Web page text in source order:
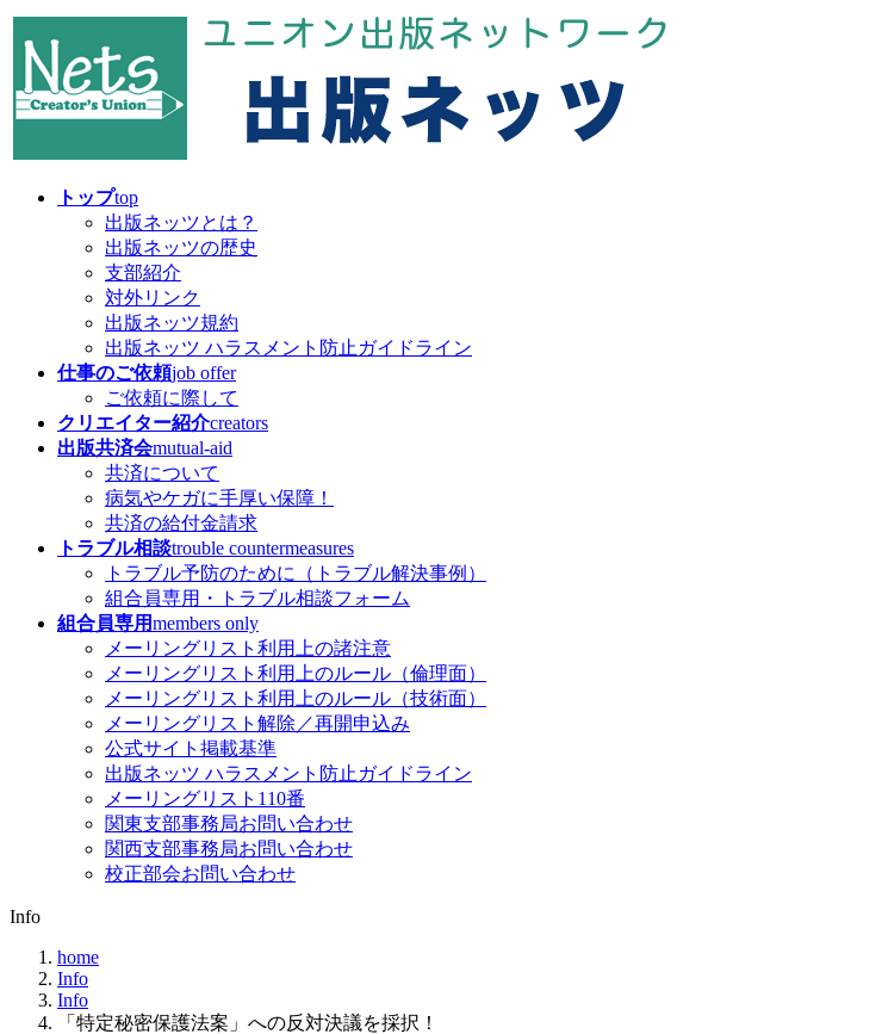
コ
ン
ン
ツ
ナ
ビ
ー
シ
トップtop
出版ネッツとは？
出版ネッツの歴史
支部紹介
対外リンク
出版ネッツ規約
出版ネッツ ハラスメント防止ガイドライン
仕事のご依頼job offer
ご依頼に際して
クリエイター紹介creators
出版共済会mutual-aid
共済について
病気やケガに手厚い保障！
共済の給付金請求
トラブル相談trouble countermeasures
トラブル予防のために（トラブル解決事例）
組合員専用・トラブル相談フォーム
組合員専用members only
メーリングリスト利用上の諸注意
メーリングリスト利用上のルール（倫理面）
メーリングリスト利用上のルール（技術面）
メーリングリスト解除／再開申込み
公式サイト掲載基準
出版ネッツ ハラスメント防止ガイドライン
メーリングリスト110番
関東支部事務局お問い合わせ
関西支部事務局お問い合わせ
校正部会お問い合わせ
Info
home
Info
Info
「特定秘密保護法案」への反対決議を採択！